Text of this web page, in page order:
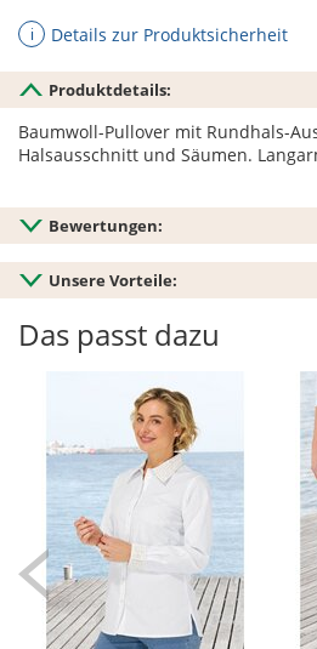
ℹ Details zur Produktsicherheit
Produktdetails:
Baumwoll-Pullover mit Rundhals-
Halsausschnitt und Säumen.
Bewertungen:
Unsere Vorteile:
Das passt dazu